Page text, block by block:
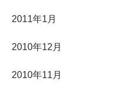
2011年1月
2010年12月
2010年11月